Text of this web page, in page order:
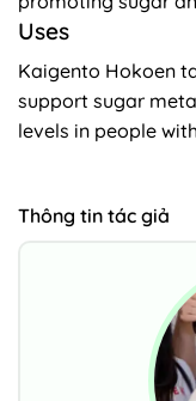
Uses
Kaigento Hokoen
support sugar
levels in people
Thông tin tác giả